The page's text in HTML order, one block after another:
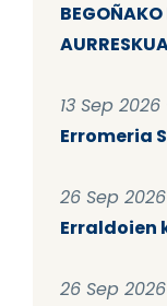
13 Sep 2026
Erromeria
26 Sep 2026
Erraldoien
26 Sep